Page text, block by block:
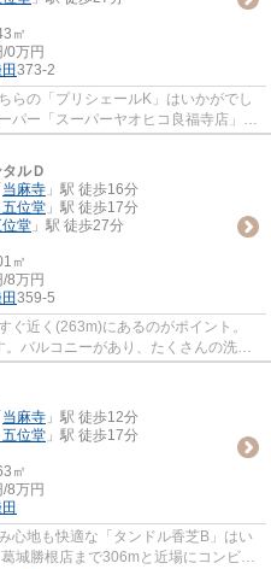
㎡
0万円
373-2
らの「プリシェールK」はいかがでし
パー「スーパーヤオヒコ良福寺店」が
アの近鉄...
ルＤ
当麻寺 」駅 徒歩16分
五位堂 」駅 徒歩17分
堂 」駅 徒歩27分
㎡
8万円
359-5
ぐ近く(263m)にあるのがポイント。
バルコニーがあり、たくさんの洗濯
快適に暮ら...
当麻寺 」駅 徒歩12分
五位堂 」駅 徒歩17分
㎡
8万円
心地も快適な「タンドル香芝B」はい
城勝根店まで306mと近場にコンビニ